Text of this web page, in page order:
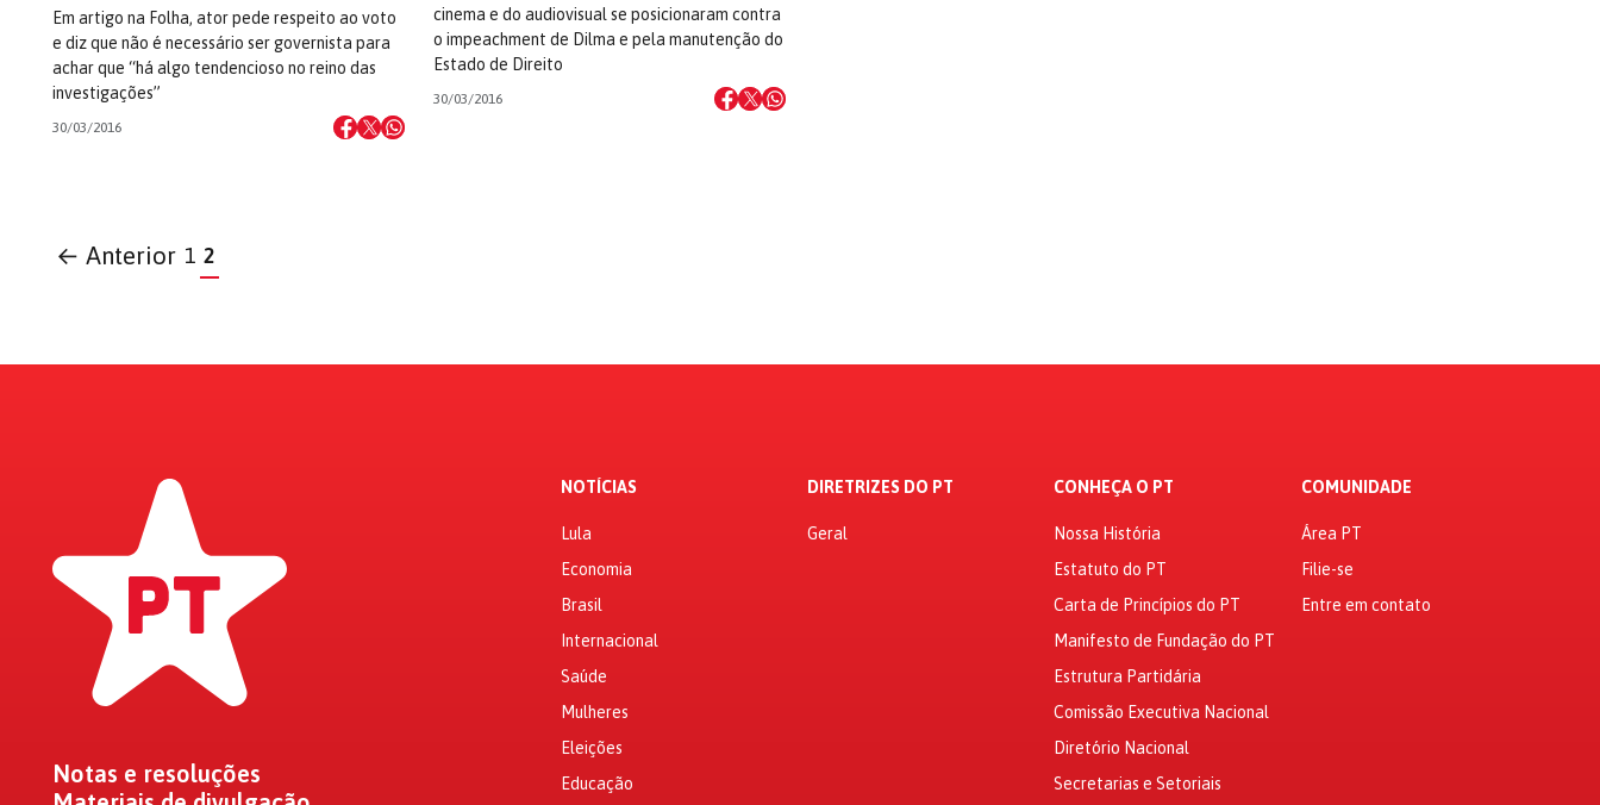
Em artigo na Folha, ator pede respeito ao voto
e diz que não é necessário ser governista para
achar que “há algo tendencioso no reino das
investigações”
30/03/2016
cinema e do audiovisual se posicionaram contra
o impeachment de Dilma e pela manutenção do
Estado de Direito
30/03/2016
← Anterior 1 2
Notas e resoluções
NOTÍCIAS
Lula
Economia
Brasil
Internacional
Saúde
Mulheres
Eleições
Educação
DIRETRIZES DO PT
Geral
CONHEÇA O PT
Nossa História
Estatuto do PT
Carta de Princípios do PT
Manifesto de Fundação do PT
Estrutura Partidária
Comissão Executiva Nacional
Diretório Nacional
Secretarias e Setoriais
COMUNIDADE
Área PT
Filie-se
Entre em contato